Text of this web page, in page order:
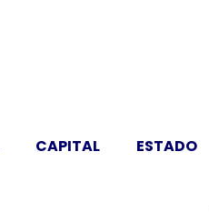
CAPITAL ESTADO